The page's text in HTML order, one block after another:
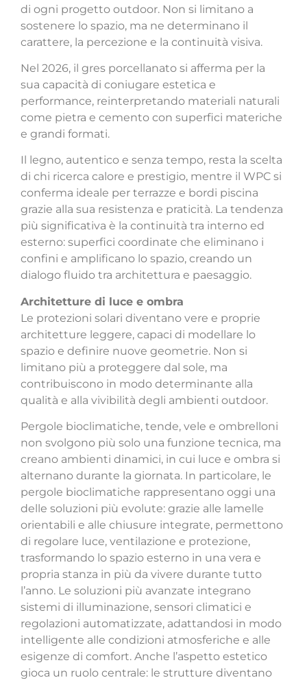
di ogni progetto outdoor. Non si limitano a
sostenere lo spazio, ma ne determinano il
carattere, la percezione e la continuità visiva.
Nel 2026, il gres porcellanato si afferma per la
sua capacità di coniugare estetica e
performance, reinterpretando materiali naturali
come pietra e cemento con superfici materiche
e grandi formati.
Il legno, autentico e senza tempo, resta la scelta
di chi ricerca calore e prestigio, mentre il WPC si
conferma ideale per terrazze e bordi piscina
grazie alla sua resistenza e praticità. La tendenza
più significativa è la continuità tra interno ed
esterno: superfici coordinate che eliminano i
confini e amplificano lo spazio, creando un
dialogo fluido tra architettura e paesaggio.
Architetture di luce e ombra
Le protezioni solari diventano vere e proprie
architetture leggere, capaci di modellare lo
spazio e definire nuove geometrie. Non si
limitano più a proteggere dal sole, ma
contribuiscono in modo determinante alla
qualità e alla vivibilità degli ambienti outdoor.
Pergole bioclimatiche, tende, vele e ombrelloni
non svolgono più solo una funzione tecnica, ma
creano ambienti dinamici, in cui luce e ombra si
alternano durante la giornata. In particolare, le
pergole bioclimatiche rappresentano oggi una
delle soluzioni più evolute: grazie alle lamelle
orientabili e alle chiusure integrate, permettono
di regolare luce, ventilazione e protezione,
trasformando lo spazio esterno in una vera e
propria stanza in più da vivere durante tutto
l’anno. Le soluzioni più avanzate integrano
sistemi di illuminazione, sensori climatici e
regolazioni automatizzate, adattandosi in modo
intelligente alle condizioni atmosferiche e alle
esigenze di comfort. Anche l’aspetto estetico
gioca un ruolo centrale: le strutture diventano